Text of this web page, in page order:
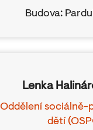
Budova:
Lenka
Oddělení sociálně-
dětí